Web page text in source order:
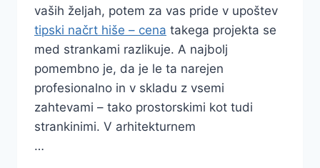
vaših željah, potem za vas pride v upoštev
tipski načrt hiše – cena takega projekta se
med strankami razlikuje. A najbolj
pomembno je, da je le ta narejen
profesionalno in v skladu z vsemi
zahtevami – tako prostorskimi kot tudi
strankinimi. V arhitekturnem
…